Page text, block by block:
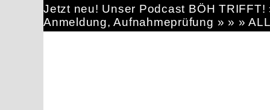
Jetzt neu! Unser Podcast BÖH TRIFFT!
Anmeldung, Aufnahmeprüfung » » »